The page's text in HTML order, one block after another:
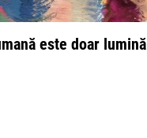
este doar lumină